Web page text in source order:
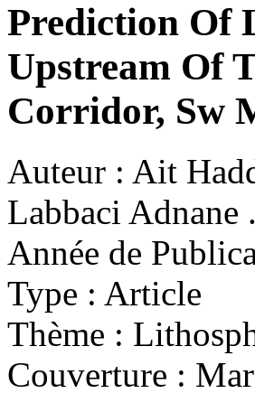
Prediction Of
Upstream Of
Corridor, Sw
Auteur : Ait
Labbaci Adnane
Année de
Type : Article
Thème :
Couverture :